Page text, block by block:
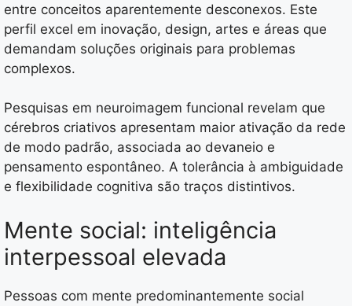
entre conceitos aparentemente desconexos. Este
perfil excel em inovação, design, artes e áreas que
demandam soluções originais para problemas
complexos.
Pesquisas em neuroimagem funcional revelam que
cérebros criativos apresentam maior ativação da rede
de modo padrão, associada ao devaneio e
pensamento espontâneo. A tolerância à ambiguidade
e flexibilidade cognitiva são traços distintivos.
Mente social: inteligência
interpessoal elevada
Pessoas com mente predominantemente social